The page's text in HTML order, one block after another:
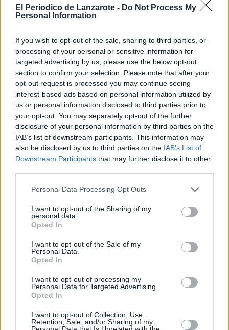
El Periodico de Lanzarote - Do Not Process My
Personal Information
If you wish to opt-out of the sale, sharing to third parties, or
processing of your personal or sensitive information for
targeted advertising by us, please use the below opt-out
section to confirm your selection. Please note that after your
opt-out request is processed you may continue seeing
interest-based ads based on personal information utilized by
us or personal information disclosed to third parties prior to
your opt-out. You may separately opt-out of the further
disclosure of your personal information by third parties on the
IAB’s list of downstream participants. This information may
also be disclosed by us to third parties on the IAB’s List of
Downstream Participants that may further disclose it to other
Personal Data Processing Opt Outs
I want to opt-out of the Sharing of my
personal data.
Opted In
I want to opt-out of the Sale of my
Personal Data.
Opted In
I want to opt-out of processing my
Personal Data for Targeted Advertising.
Opted In
I want to opt-out of Collection, Use,
Retention, Sale, and/or Sharing of my
Las actuaciones, una vez se inicie el
del barrio y afectarán, entre otras, a
las siguientes vías públicas: calle
Tanganillo, calle Trillo–Camino a Los
Invernaderos, avenida Los Geranios,
calle Iguazú, calle Tenderete, calle
Hermanos Álvarez Quintero, calle
Antonio Machado, calle Taro, calle
Saltona, calle Rancho de Pascua, calle
Alejo Carpentier, calle Jorge Luis
Borges y calle Buero Vallejo.
Los trabajos previstos incluyen la
instalación, reparación y mejora de
imbornales, la ejecución de cunetas y
canalizar correctamente las
de inundaciones y mejorar la seguridad
de viviendas, peatones y tráfico rodado
en episodios de lluvias intensas.
La concesión de esta subvención
directa reconoce "el carácter
estratégico y singular del proyecto, así
Aguas como administración
competente para planificar y ejecutar
infraestructuras hidráulicas de ámbito
el Ayuntamiento de Arrecife y el
resto de las administraciones públicas.